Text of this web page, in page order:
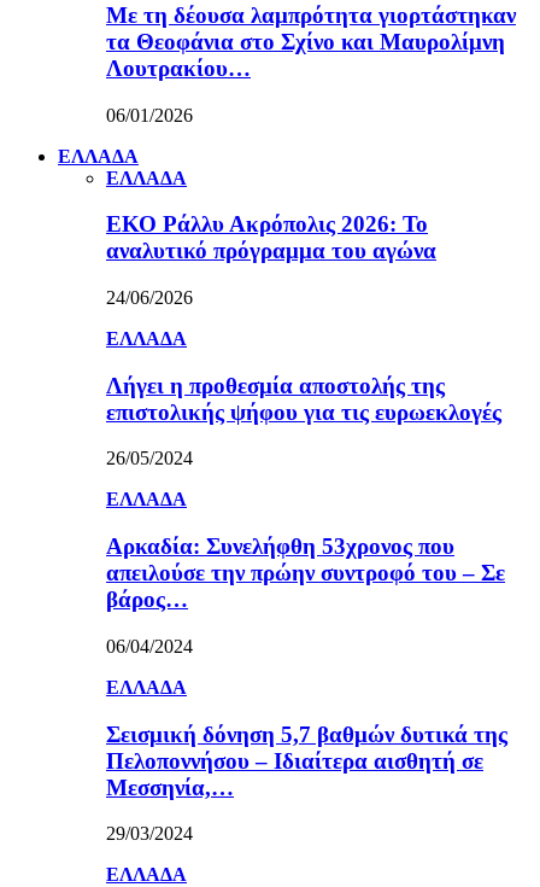
Με τη δέουσα λαμπρότητα γιορτάστηκαν
τα Θεοφάνια στο Σχίνο και Μαυρολίμνη
Λουτρακίου…
06/01/2026
ΕΛΛΑΔΑ
ΕΛΛΑΔΑ
ΕΚΟ Ράλλυ Ακρόπολις 2026: Το
αναλυτικό πρόγραμμα του αγώνα
24/06/2026
ΕΛΛΑΔΑ
Λήγει η προθεσμία αποστολής της
επιστολικής ψήφου για τις ευρωεκλογές
26/05/2024
ΕΛΛΑΔΑ
Αρκαδία: Συνελήφθη 53χρονος που
απειλούσε την πρώην συντροφό του – Σε
βάρος…
06/04/2024
ΕΛΛΑΔΑ
Σεισμική δόνηση 5,7 βαθμών δυτικά της
Πελοποννήσου – Ιδιαίτερα αισθητή σε
Μεσσηνία,…
29/03/2024
ΕΛΛΑΔΑ